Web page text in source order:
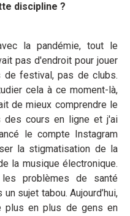
discipline ?
la pandémie, tout le
pas d'endroit pour jouer
de festival, pas de clubs.
cela à ce moment-là,
de mieux comprendre le
des cours en ligne et j'ai
le compte Instagram
la stigmatisation de la
la musique électronique.
problèmes de santé
sujet tabou. Aujourd’hui,
plus en plus de gens en